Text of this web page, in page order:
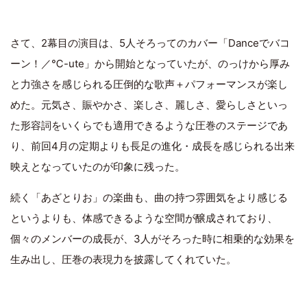
さて、2幕目の演目は、5人そろってのカバー「Danceでバコ
ーン！／℃-ute」から開始となっていたが、のっけから厚み
と力強さを感じられる圧倒的な歌声＋パフォーマンスが楽し
めた。元気さ、賑やかさ、楽しさ、麗しさ、愛らしさといっ
た形容詞をいくらでも適用できるような圧巻のステージであ
り、前回4月の定期よりも長足の進化・成長を感じられる出来
映えとなっていたのが印象に残った。
続く「あざとりお」の楽曲も、曲の持つ雰囲気をより感じる
というよりも、体感できるような空間が醸成されており、
個々のメンバーの成長が、3人がそろった時に相乗的な効果を
生み出し、圧巻の表現力を披露してくれていた。